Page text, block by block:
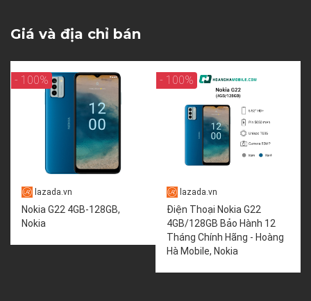
Giá và địa chỉ bán
- 100%
lazada.vn
Nokia G22 4GB-128GB,
Nokia
- 100%
lazada.vn
Điện Thoại Nokia G22
4GB/128GB Bảo Hành 12
Tháng Chính Hãng - Hoàng
Hà Mobile, Nokia